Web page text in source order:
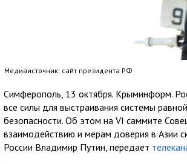
Медиаисточник: сайт президента РФ
Симферополь, 13 октября. Крыминформ.
все силы для выстраивания системы
безопасности. Об этом на VI саммите
взаимодействию и мерам доверия в Азии
России Владимир Путин, передает